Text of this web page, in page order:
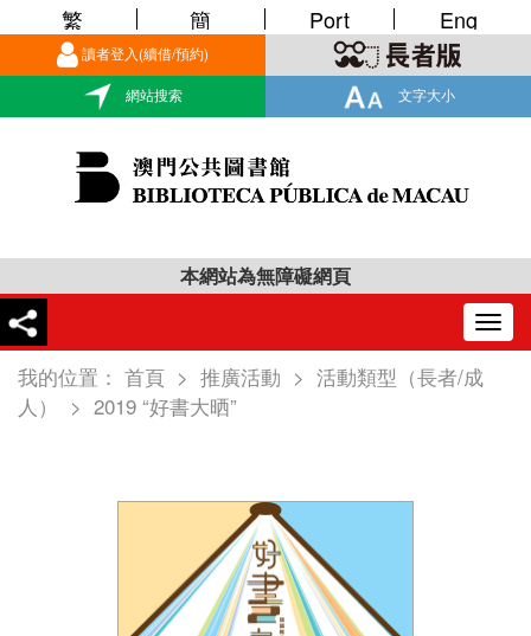
讀者登入(續借/預約)
網站搜索 文字大小
繁 簡 Port Eng
本網站為無障礙網頁
我的位置： 首頁 > 推廣活動 > 活動類型（長者/成
人）
> 2019 “好書大晒”